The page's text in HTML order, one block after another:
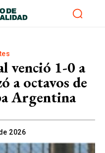
venció 1-0 a
a octavos de
Argentina
2026